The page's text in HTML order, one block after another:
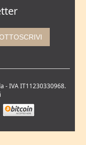
- IVA IT11230330968.